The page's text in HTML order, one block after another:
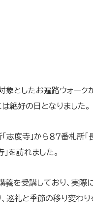
象としたお遍路ウォーク
絶好の日となりました。
度寺」から８７番札所「
を訪れました。
を受講しており、実際
巡礼と季節の移り変わり